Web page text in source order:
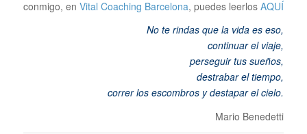
conmigo, en Vital Coaching Barcelona, puedes leerlos AQUÍ
No te rindas que la vida es eso,
continuar el viaje,
perseguir tus sueños,
destrabar el tiempo,
correr los escombros y destapar el cielo.
Mario Benedetti